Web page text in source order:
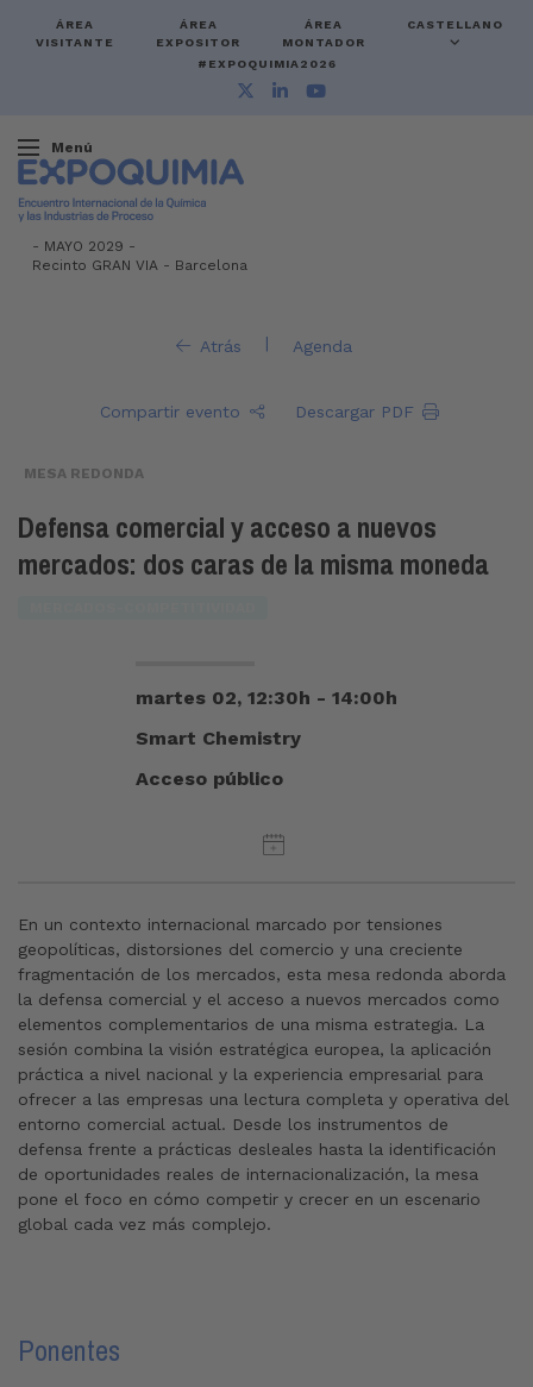
ÁREA
VISITANTE
ÁREA
EXPOSITOR
ÁREA
MONTADOR
CASTELLANO
#EXPOQUIMIA2026
Menú
- MAYO 2029 -
Recinto GRAN VIA - Barcelona
Atrás | Agenda
Compartir evento Descargar PDF
MESA REDONDA
Defensa comercial y acceso a nuevos
mercados: dos caras de la misma moneda
martes 02, 12:30h - 14:00h
Smart Chemistry
Acceso público
En un contexto internacional marcado por tensiones
geopolíticas, distorsiones del comercio y una creciente
fragmentación de los mercados, esta mesa redonda aborda
la defensa comercial y el acceso a nuevos mercados como
elementos complementarios de una misma estrategia. La
sesión combina la visión estratégica europea, la aplicación
práctica a nivel nacional y la experiencia empresarial para
ofrecer a las empresas una lectura completa y operativa del
entorno comercial actual. Desde los instrumentos de
defensa frente a prácticas desleales hasta la identificación
de oportunidades reales de internacionalización, la mesa
pone el foco en cómo competir y crecer en un escenario
global cada vez más complejo.
Ponentes